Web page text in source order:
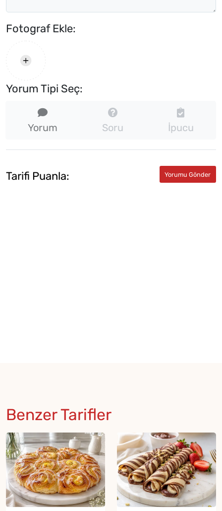
Fotograf Ekle:
Yorum Tipi Seç:
Yorum Soru İpucu
Tarifi Puanla:
Benzer Tarifler